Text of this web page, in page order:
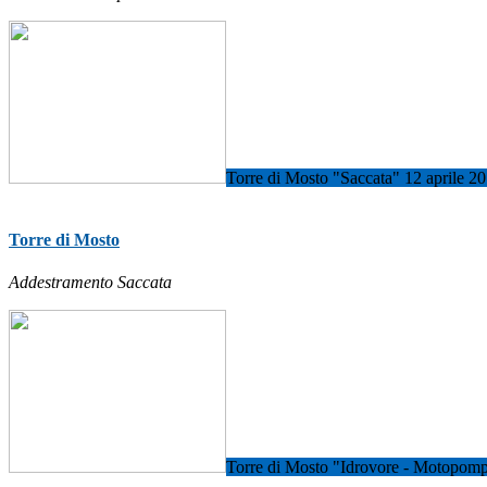
Torre di Mosto "Saccata" 12 aprile
Torre di Mosto
Addestramento Saccata
Torre di Mosto "Idrovore -